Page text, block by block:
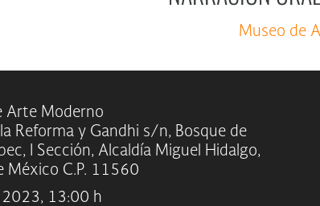
Museo de
Arte Moderno
la Reforma y Gandhi s/n, Bosque de
I Sección, Alcaldía Miguel Hidalgo,
México C.P. 11560
13:00 h